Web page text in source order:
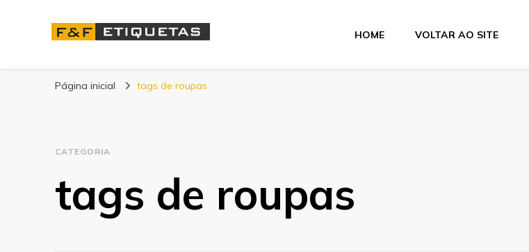
Blog | F&F Etiquetas
HOME VOLTAR AO SITE
Página inicial tags de roupas
CATEGORIA
tags de roupas